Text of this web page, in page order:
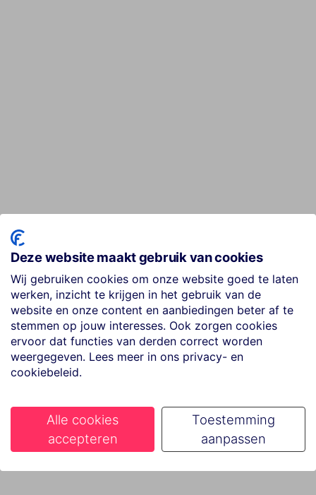
Deze website maakt gebruik van cookies
Wij gebruiken cookies om onze website goed te laten
werken, inzicht te krijgen in het gebruik van de
website en onze content en aanbiedingen beter af te
stemmen op jouw interesses. Ook zorgen cookies
ervoor dat functies van derden correct worden
weergegeven. Lees meer in ons privacy- en
cookiebeleid.
Alle cookies
accepteren
Toestemming
aanpassen